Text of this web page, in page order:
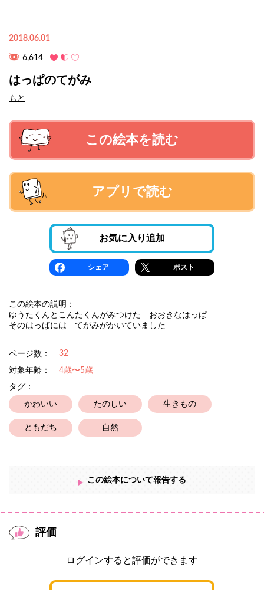
2018.06.01
6,614
はっぱのてがみ
もと
この絵本を読む
アプリで読む
お気に入り追加
シェア ポスト
この絵本の説明：
ゆうたくんとこんたくんがみつけた おおきなはっぱ
そのはっぱには てがみがかいていました
ページ数： 32
対象年齢：
4歳〜5歳
タグ：
かわいい たのしい 生きもの
ともだち 自然
この絵本について報告する
評価
ログインすると評価ができます